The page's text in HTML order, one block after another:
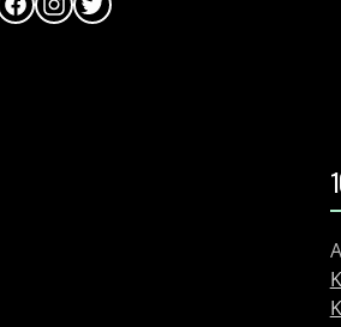
FacebookInstagram
Twitter